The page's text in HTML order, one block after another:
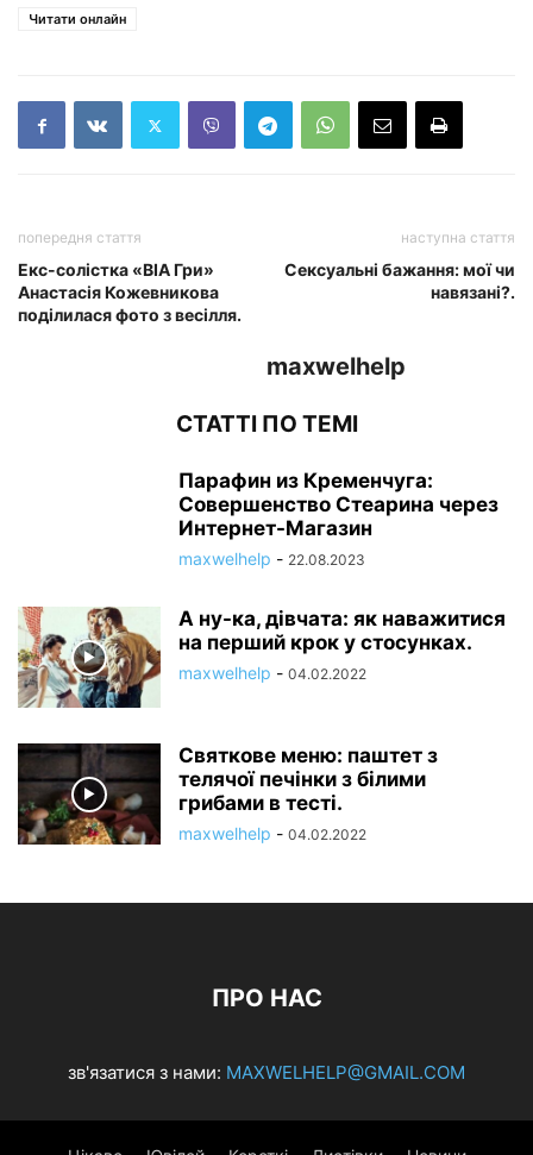
Читати онлайн
попередня стаття
Екс-солістка «ВІА Гри»
Анастасія Кожевникова
поділилася фото з весілля.
наступна стаття
Сексуальні бажання: мої чи
навязані?.
maxwelhelp
СТАТТІ ПО ТЕМІ
Парафин из Кременчуга:
Совершенство Стеарина через
Интернет-Магазин
maxwelhelp - 22.08.2023
А ну-ка, дівчата: як наважитися
на перший крок у стосунках.
maxwelhelp - 04.02.2022
Святкове меню: паштет з
телячої печінки з білими
грибами в тесті.
maxwelhelp - 04.02.2022
ПРО НАС
зв'язатися з нами: MAXWELHELP@GMAIL.COM